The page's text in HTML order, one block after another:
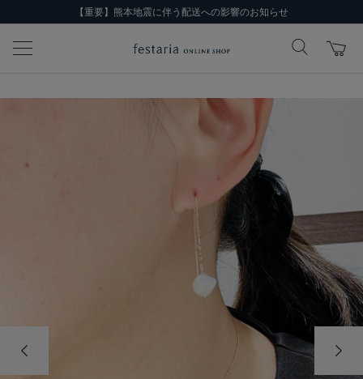
【重要】熊本地震に伴う配送への影響のお知らせ